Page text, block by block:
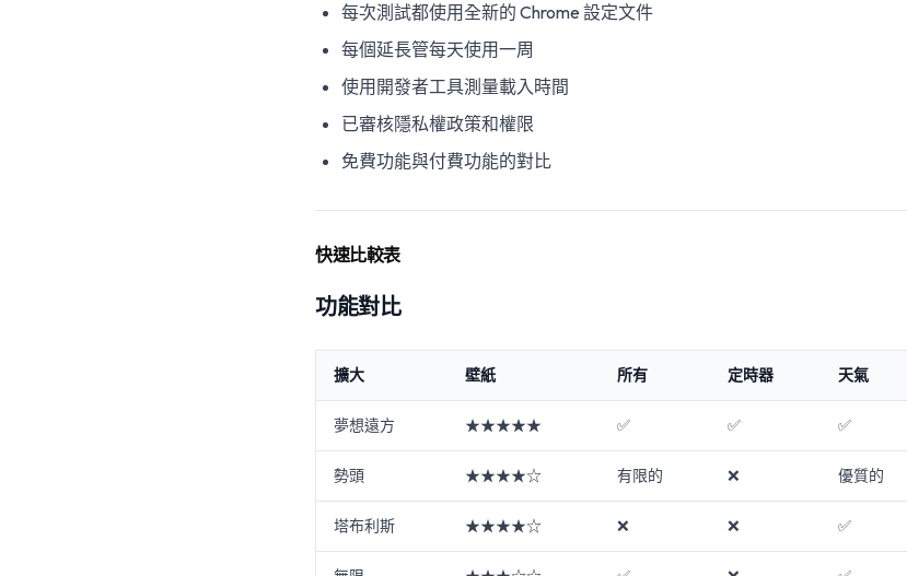
每次測試都使用全新的 Chrome 設定文件
每個延長管每天使用一周
使用開發者工具測量載入時間
已審核隱私權政策和權限
免費功能與付費功能的對比
快速比較表
功能對比
擴大 壁紙 所有 定時器 天氣
夢想遠方 ★★★★★ ✅ ✅ ✅
勢頭 ★★★★☆ 有限的 ❌ 優質的
塔布利斯 ★★★★☆ ❌ ❌ ✅